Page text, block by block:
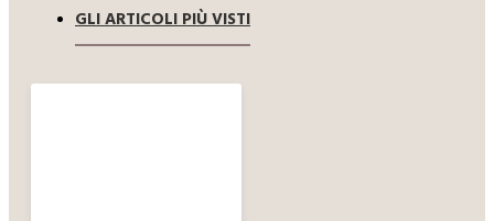
GLI ARTICOLI PIÙ VISTI